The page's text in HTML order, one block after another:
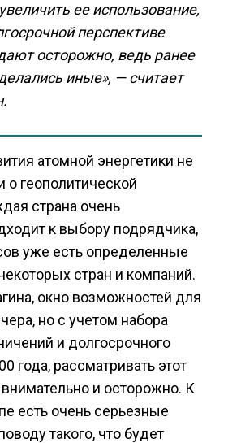
ее использование,
перспективе
осторожно, ведь ранее
иные», — считает
атомной энергетики не
о геополитической
страна очень
к выбору подрядчика,
уже есть определенные
стран и компаний.
окно возможностей для
но с учетом набора
и долгосрочного
года, рассматривать этот
и осторожно. К
есть очень серьезные
такого, что будет